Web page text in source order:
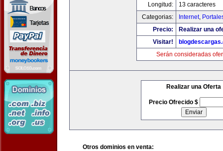
Longitud:
13 caracteres
Categorias:
Internet,
Precio:
Realizar una
Visitar!
Serán consideradas
Realizar una Oferta
Precio Ofrecido $
Otros dominios en venta: